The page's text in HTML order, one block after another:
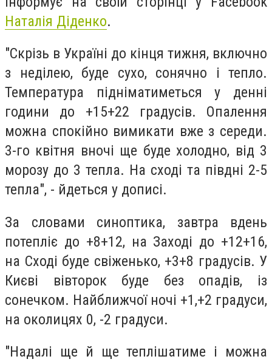
Наталія Діденко.
"Скрізь в Україні до кінця тижня, включно
з неділею, буде сухо, сонячно і тепло.
Температура підніматиметься у денні
години до +15+22 градусів. Опалення
можна спокійно вимикати вже з середи.
3-го квітня вночі ще буде холодно, від 3
морозу до 3 тепла. На сході та півдні 2-5
тепла", - йдеться у дописі.
За словами синоптика, завтра вдень
потепліє до +8+12, на Заході до +12+16,
на Сході буде свіженько, +3+8 градусів. У
Києві вівторок буде без опадів, із
сонечком. Найближчої ночі +1,+2 градуси,
на околицях 0, -2 градуси.
"Надалі ще й ще теплішатиме і можна